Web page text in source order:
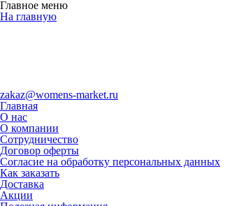
Главное меню
На главную
zakaz@womens-market.ru
Главная
О нас
О компании
Сотрудничество
Договор оферты
Согласие на обработку персональных данных
Как заказать
Доставка
Акции